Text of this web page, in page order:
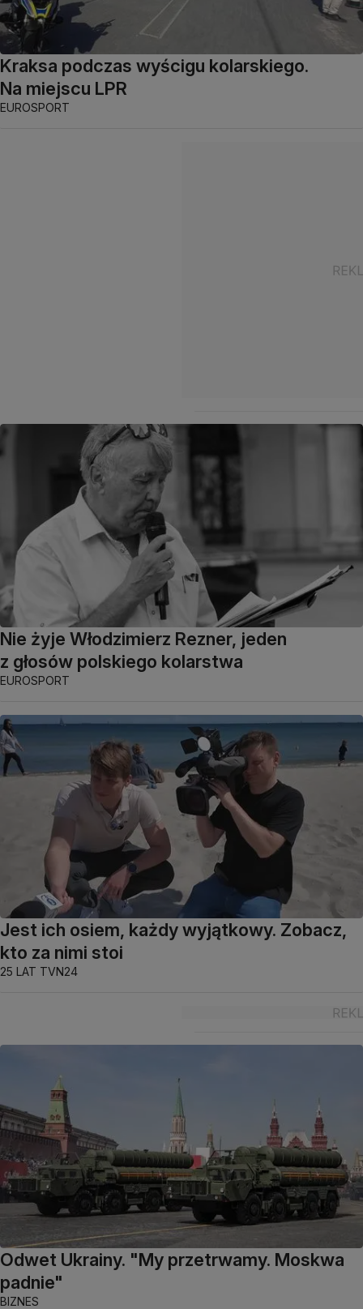
Kraksa podczas wyścigu kolarskiego.
Na miejscu LPR
EUROSPORT
Nie żyje Włodzimierz Rezner, jeden
z głosów polskiego kolarstwa
EUROSPORT
Jest ich osiem, każdy wyjątkowy. Zobacz,
kto za nimi stoi
25 LAT TVN24
Odwet Ukrainy. "My przetrwamy. Moskwa
padnie"
BIZNES